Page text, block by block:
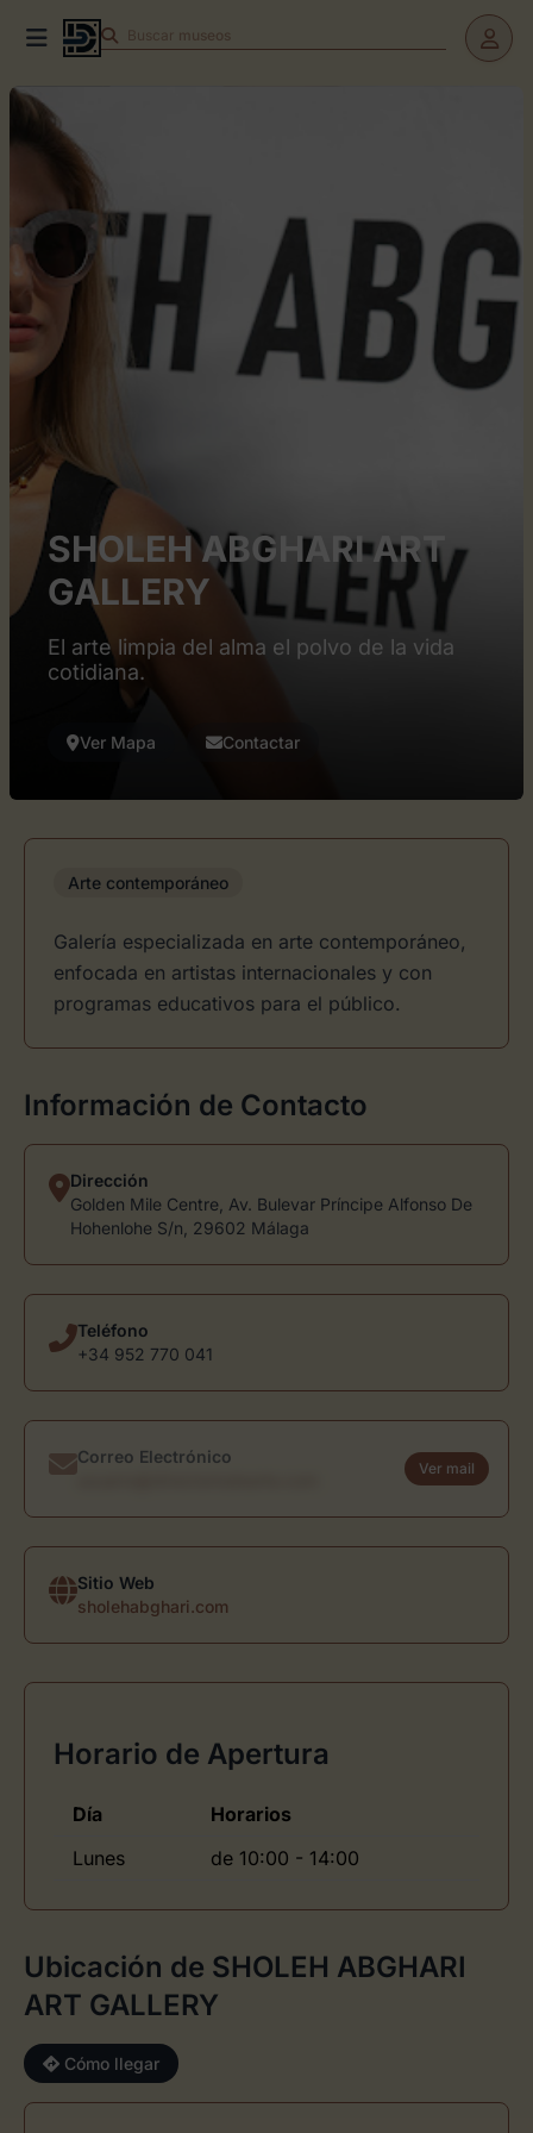
Buscar museos
SHOLEH ABGHARI ART
GALLERY
El arte limpia del alma el polvo de la vida
cotidiana.
Ver Mapa Contactar
Arte contemporáneo
Galería especializada en arte contemporáneo,
enfocada en artistas internacionales y con
programas educativos para el público.
Información de Contacto
Dirección
Golden Mile Centre, Av. Bulevar Príncipe Alfonso De
Hohenlohe S/n, 29602 Málaga
Teléfono
+34 952 770 041
Correo Electrónico
Ver mail
Sitio Web
sholehabghari.com
Horario de Apertura
Día
Horarios
Lunes
de 10:00 - 14:00
Ubicación de SHOLEH ABGHARI
ART GALLERY
Cómo llegar